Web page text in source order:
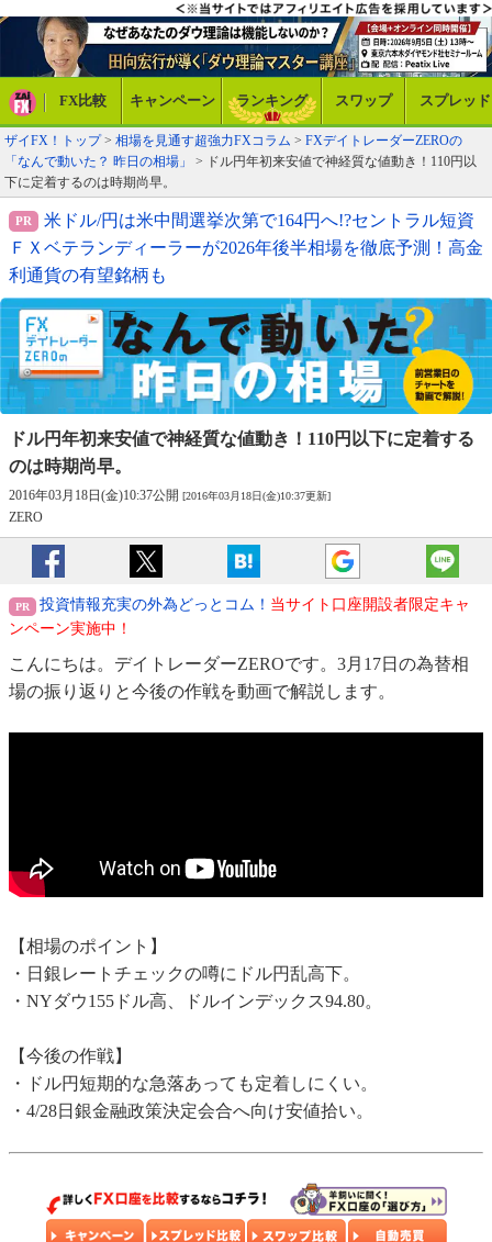
FX比較 キャンペーン ランキング スワップ スプレッド
ザイFX！トップ> 相場を見通す超強力FXコラム > FXデイトレーダーZEROの
「なんで動いた？ 昨日の相場」
> ドル円年初来安値で神経質な値動き！110円以
下に定着するのは時期尚早。
米ドル/円は米中間選挙次第で164円へ!?セントラル短資
ＦＸベテランディーラーが2026年後半相場を徹底予測！高金
利通貨の有望銘柄も
ドル円年初来安値で神経質な値動き！ 110円以下に定着する
のは時期尚早。
2016年03月18日(金)10:37公開 [2016年03月18日(金)10:37更新]
ZERO
投資情報充実の外為どっとコム！ 当サイト口座開設者限定キャ
ンペーン実施中！
こんにちは。デイトレーダーZEROです。3月17日の為替相
場の振り返りと今後の作戦を動画で解説します。
【相場のポイント】
・日銀レートチェックの噂にドル円乱高下。
・NYダウ155ドル高、ドルインデックス94.80。
【今後の作戦】
・ドル円短期的な急落あっても定着しにくい。
・4/28日銀金融政策決定会合へ向け安値拾い。